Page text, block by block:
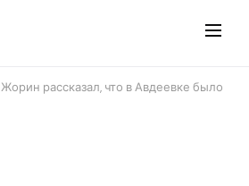
Жорин рассказал, что в Авдеевке было